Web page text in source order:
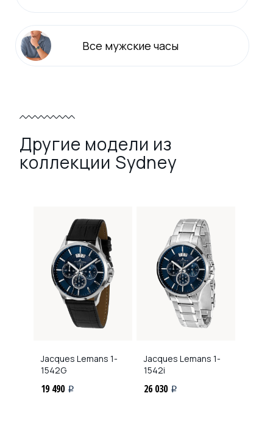
Все мужские часы
Другие модели из
коллекции Sydney
Jacques Lemans 1-
1542G
19 490 i
Jacques Lemans 1-
1542i
26 030 i